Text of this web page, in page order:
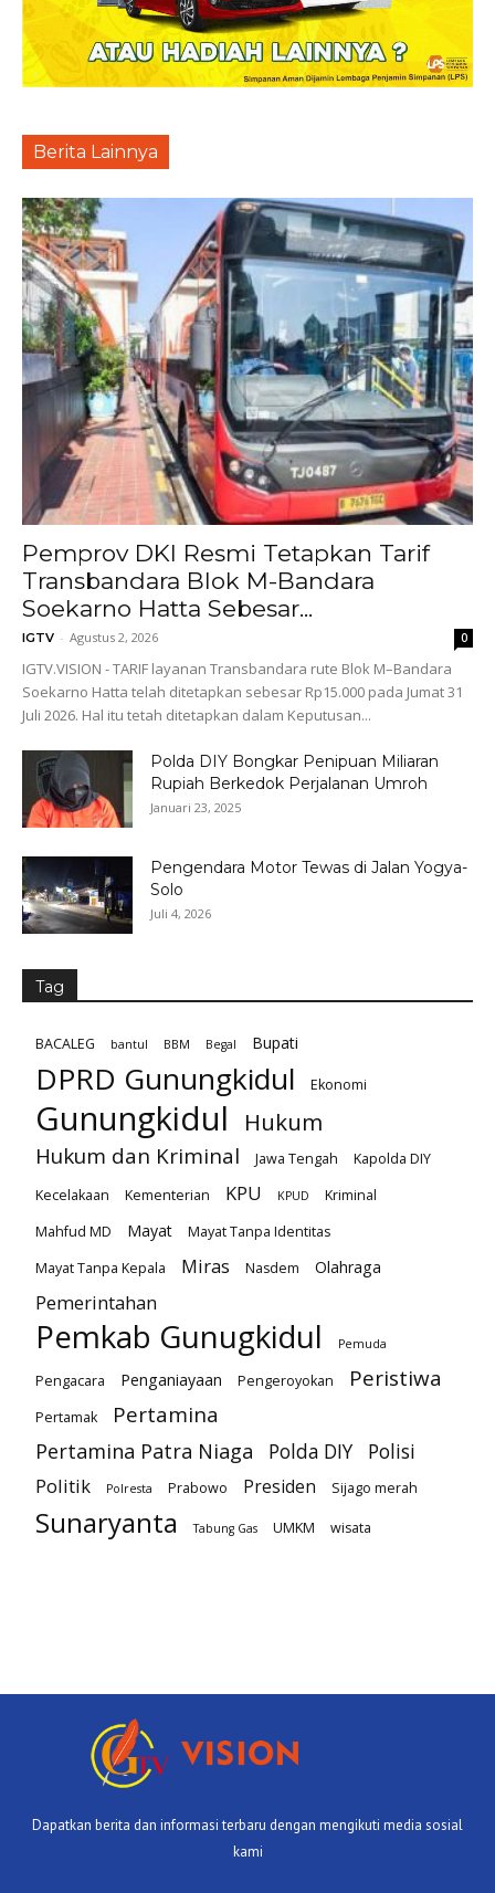
Berita Lainnya
Pemprov DKI Resmi Tetapkan Tarif
Transbandara Blok M-Bandara
Soekarno Hatta Sebesar...
IGTV - Agustus 2, 2026 0
IGTV.VISION - TARIF layanan Transbandara rute Blok M–Bandara
Soekarno Hatta telah ditetapkan sebesar Rp15.000 pada Jumat 31
Juli 2026. Hal itu tetah ditetapkan dalam Keputusan...
Polda DIY Bongkar Penipuan Miliaran
Rupiah Berkedok Perjalanan Umroh
Januari 23, 2025
Pengendara Motor Tewas di Jalan Yogya-
Solo
Juli 4, 2026
Tag
BACALEG bantul BBM Begal Bupati
DPRD Gunungkidul Ekonomi
Gunungkidul Hukum
Hukum dan Kriminal Jawa Tengah
Kapolda DIY
Kecelakaan
Kementerian KPU KPUD
Kriminal
Mahfud MD
Mayat
Mayat Tanpa Identitas
Mayat Tanpa Kepala
Miras Nasdem Olahraga
Pemerintahan
Pemkab Gunugkidul Pemuda
Pengacara Penganiayaan Pengeroyokan Peristiwa
Pertamak Pertamina
Pertamina Patra Niaga Polda DIY
Polisi
Politik
Polresta Prabowo Presiden Sijago merah
Sunaryanta Tabung Gas UMKM wisata
Dapatkan berita dan informasi terbaru dengan mengikuti media sosial
kami